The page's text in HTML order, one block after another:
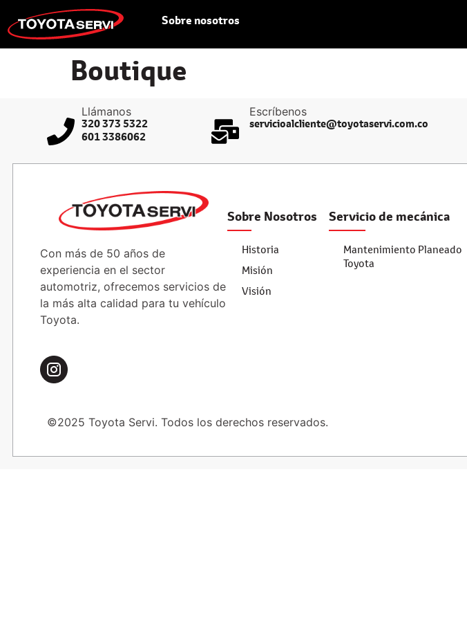
Sobre nosotros
Boutique
Llámanos
320 373 5322
601 3386062
Escríbenos
servicioalcliente@toyotaservi.com.co
Con más de 50 años de
experiencia en el sector
automotriz, ofrecemos servicios de
la más alta calidad para tu vehículo
Toyota.
Sobre Nosotros
Historia
Misión
Visión
Servicio de mecánica
Mantenimiento Planeado
Toyota
©2025 Toyota Servi. Todos los derechos reservados.